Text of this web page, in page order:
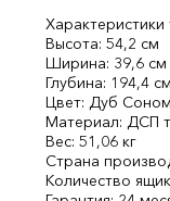
Характеристики
Высота: 54,2 см
Ширина: 39,6 см
Глубина: 194,4 см
Цвет: Дуб
Материал: ДСП
Вес: 51,06 кг
Страна
Количество